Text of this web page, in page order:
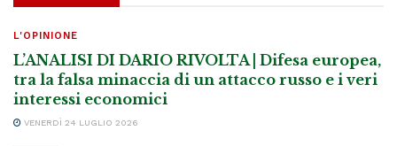
L'OPINIONE
L’ANALISI DI DARIO RIVOLTA | Difesa europea,
tra la falsa minaccia di un attacco russo e i veri
interessi economici
VENERDÌ 24 LUGLIO 2026